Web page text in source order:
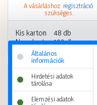
A vásárláshoz regisztráció
szükséges.
Kis karton
48 db
Nagy karton192 db
Általános
információk
Hirdetési adatok
tárolása
Elemzési adatok